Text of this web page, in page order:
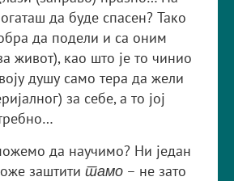
да буде спасен? Тако
да подели и са оним
живот), као што је то чинио
душу само тера да жели
за себе, а то јој
да научимо? Ни један
заштити тамо – не зато